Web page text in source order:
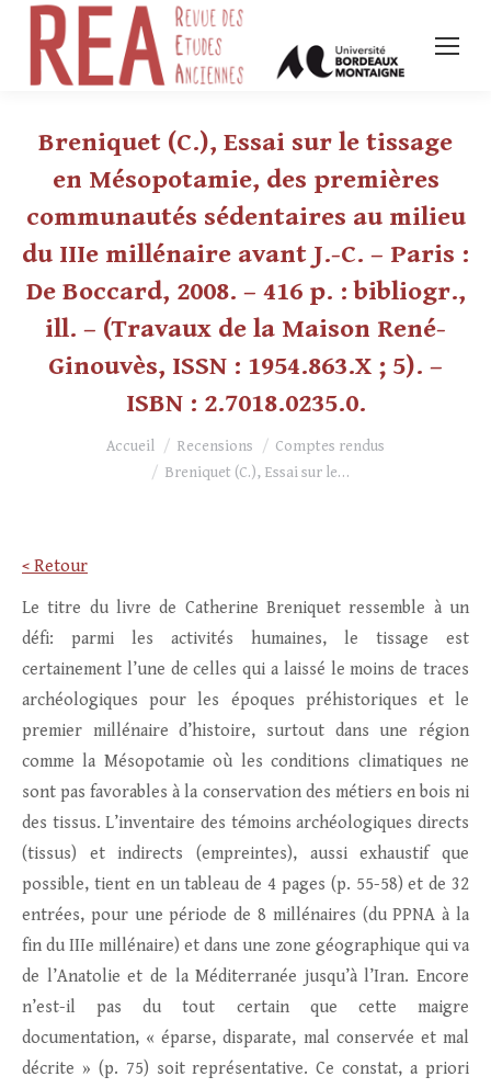
Breniquet (C.), Essai sur le tissage
en Mésopotamie, des premières
communautés sédentaires au milieu
du IIIe millénaire avant J.-C. – Paris :
De Boccard, 2008. – 416 p. : bibliogr.,
ill. – (Travaux de la Maison René-
Ginouvès, ISSN : 1954.863.X ; 5). –
ISBN : 2.7018.0235.0.
Vous êtes ici :Accueil Recensions
Comptes rendus
Breniquet (C.), Essai sur le…
< Retour
Le titre du livre de Catherine Breniquet ressemble à un
défi: parmi les activités humaines, le tissage est
certainement l’une de celles qui a laissé le moins de traces
archéologiques pour les époques préhistoriques et le
premier millénaire d’histoire, surtout dans une région
comme la Mésopotamie où les conditions climatiques ne
sont pas favorables à la conservation des métiers en bois ni
des tissus. L’inventaire des témoins archéologiques directs
(tissus) et indirects (empreintes), aussi exhaustif que
possible, tient en un tableau de 4 pages (p. 55-58) et de 32
entrées, pour une période de 8 millénaires (du PPNA à la
fin du IIIe millénaire) et dans une zone géographique qui va
de l’Anatolie et de la Méditerranée jusqu’à l’Iran. Encore
n’est-il pas du tout certain que cette maigre
documentation, « éparse, disparate, mal conservée et mal
décrite » (p. 75) soit représentative. Ce constat, a priori